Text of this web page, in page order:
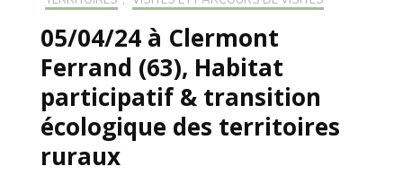
05/04/24 à Clermont
Ferrand (63), Habitat
participatif & transition
écologique des territoires
ruraux